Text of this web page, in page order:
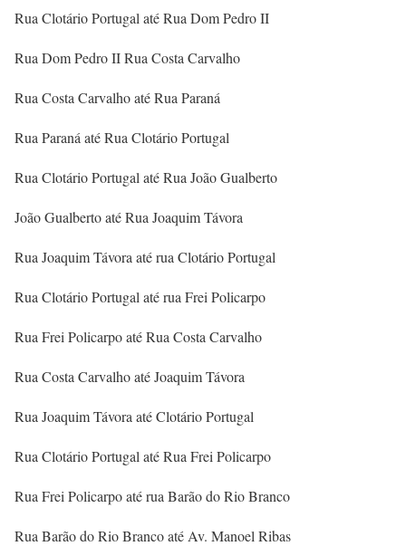
Rua Clotário Portugal até Rua Dom Pedro II
Rua Dom Pedro II Rua Costa Carvalho
Rua Costa Carvalho até Rua Paraná
Rua Paraná até Rua Clotário Portugal
Rua Clotário Portugal até Rua João Gualberto
João Gualberto até Rua Joaquim Távora
Rua Joaquim Távora até rua Clotário Portugal
Rua Clotário Portugal até rua Frei Policarpo
Rua Frei Policarpo até Rua Costa Carvalho
Rua Costa Carvalho até Joaquim Távora
Rua Joaquim Távora até Clotário Portugal
Rua Clotário Portugal até Rua Frei Policarpo
Rua Frei Policarpo até rua Barão do Rio Branco
Rua Barão do Rio Branco até Av. Manoel Ribas